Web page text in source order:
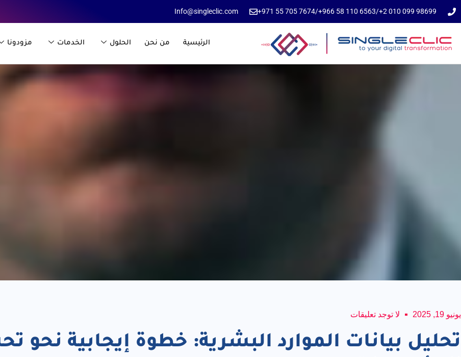
/
⁦+971 55 705 7674⁩
Info@singleclic.com
الرئيسية من نحن الحلول الخدمات مزودونا
يونيو 19, 2025 لا توجد تعليقات
تحليل بيانات الموارد البشرية: خطوة إيجابية نحو